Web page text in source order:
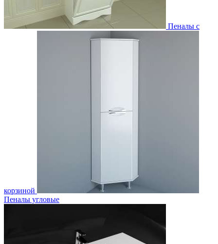
Пеналы с
корзиной
Пеналы угловые